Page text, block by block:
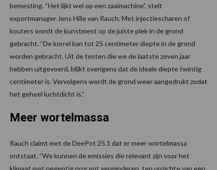
bemesting. “Het lijkt wel op een zaaimachine”, stelt
exportmanager Jens Hille van Rauch. Met injectiescharen of
kouters wordt de kunstmest op de juiste plek in de grond
gebracht. “De korrel kan tot 25 centimeter diepte in de grond
worden gebracht. Uit de testen die we de laatste zeven jaar
hebben uitgevoerd, blijkt overigens dat de ideale diepte twintig
centimeter is. Vervolgens wordt de grond weer aangedrukt zodat
het geheel luchtdicht is.”
Meer wortelmassa
Rauch claimt met de DeePot 25.1 dat er meer wortelmassa
ontstaat. “We kunnen de emissies die relevant zijn voor het